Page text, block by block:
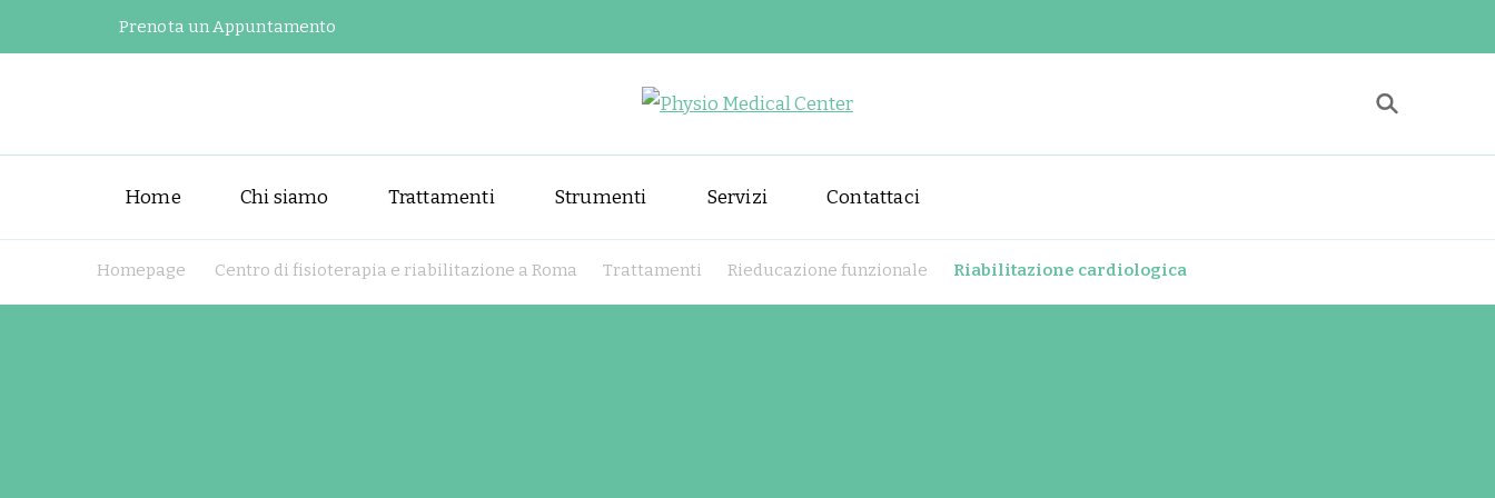
Prenota un Appuntamento
Physio Medical Center
Home Chi siamo Trattamenti Strumenti Servizi Contattaci
Homepage Centro di fisioterapia e riabilitazione a Roma Trattamenti Rieducazione funzionale Riabilitazione cardiologica